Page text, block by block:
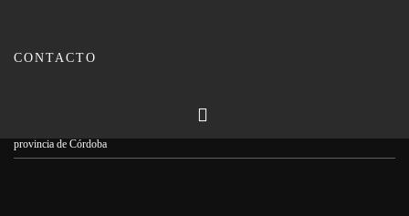
CONTACTO
provincia de Córdoba